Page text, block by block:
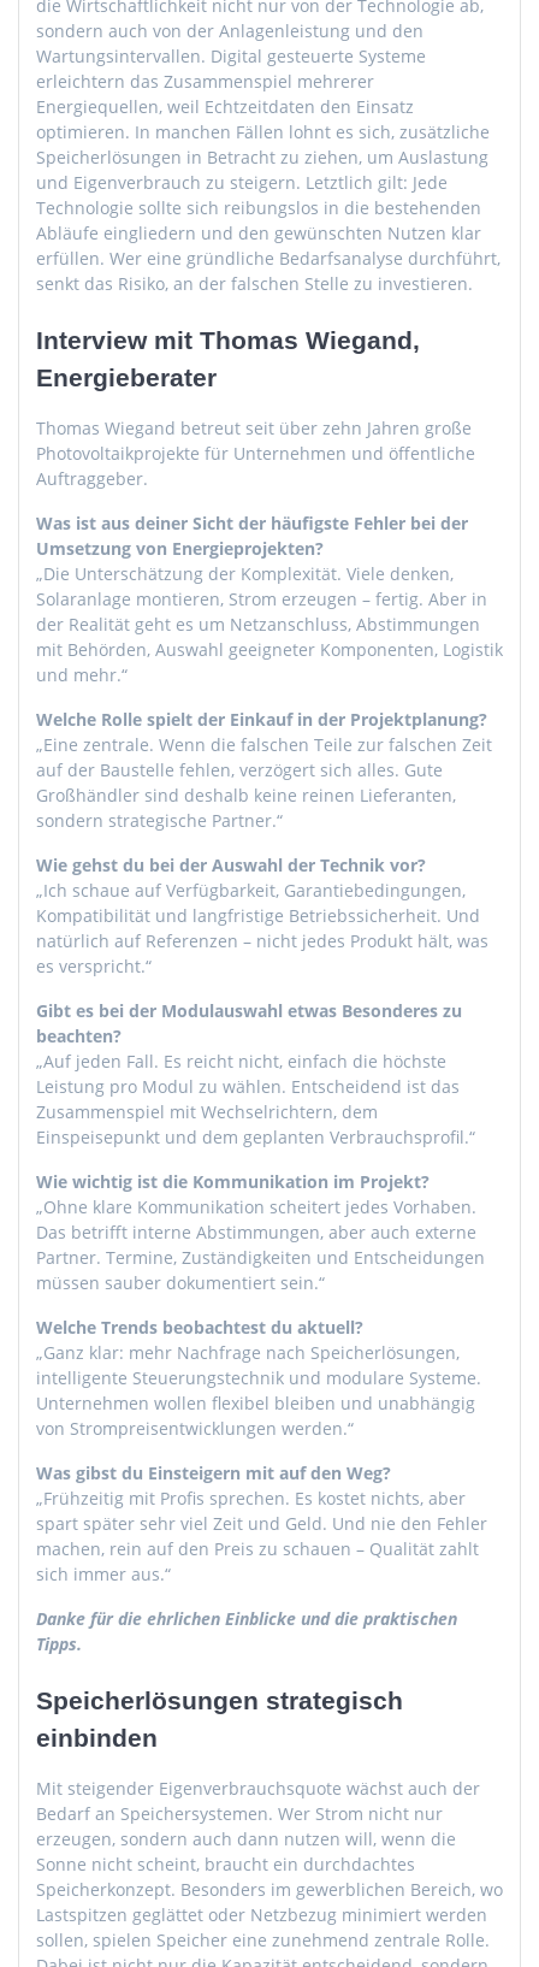
die Wirtschaftlichkeit nicht nur von der Technologie ab,
sondern auch von der Anlagenleistung und den
Wartungsintervallen. Digital gesteuerte Systeme
erleichtern das Zusammenspiel mehrerer
Energiequellen, weil Echtzeitdaten den Einsatz
optimieren. In manchen Fällen lohnt es sich, zusätzliche
Speicherlösungen in Betracht zu ziehen, um Auslastung
und Eigenverbrauch zu steigern. Letztlich gilt: Jede
Technologie sollte sich reibungslos in die bestehenden
Abläufe eingliedern und den gewünschten Nutzen klar
erfüllen. Wer eine gründliche Bedarfsanalyse durchführt,
senkt das Risiko, an der falschen Stelle zu investieren.
Interview mit Thomas Wiegand,
Energieberater
Thomas Wiegand betreut seit über zehn Jahren große
Photovoltaikprojekte für Unternehmen und öffentliche
Auftraggeber.
Was ist aus deiner Sicht der häufigste Fehler bei der
Umsetzung von Energieprojekten?
„Die Unterschätzung der Komplexität. Viele denken,
Solaranlage montieren, Strom erzeugen – fertig. Aber in
der Realität geht es um Netzanschluss, Abstimmungen
mit Behörden, Auswahl geeigneter Komponenten, Logistik
und mehr.“
Welche Rolle spielt der Einkauf in der Projektplanung?
„Eine zentrale. Wenn die falschen Teile zur falschen Zeit
auf der Baustelle fehlen, verzögert sich alles. Gute
Großhändler sind deshalb keine reinen Lieferanten,
sondern strategische Partner.“
Wie gehst du bei der Auswahl der Technik vor?
„Ich schaue auf Verfügbarkeit, Garantiebedingungen,
Kompatibilität und langfristige Betriebssicherheit. Und
natürlich auf Referenzen – nicht jedes Produkt hält, was
es verspricht.“
Gibt es bei der Modulauswahl etwas Besonderes zu
beachten?
„Auf jeden Fall. Es reicht nicht, einfach die höchste
Leistung pro Modul zu wählen. Entscheidend ist das
Zusammenspiel mit Wechselrichtern, dem
Einspeisepunkt und dem geplanten Verbrauchsprofil.“
Wie wichtig ist die Kommunikation im Projekt?
„Ohne klare Kommunikation scheitert jedes Vorhaben.
Das betrifft interne Abstimmungen, aber auch externe
Partner. Termine, Zuständigkeiten und Entscheidungen
müssen sauber dokumentiert sein.“
Welche Trends beobachtest du aktuell?
„Ganz klar: mehr Nachfrage nach Speicherlösungen,
intelligente Steuerungstechnik und modulare Systeme.
Unternehmen wollen flexibel bleiben und unabhängig
von Strompreisentwicklungen werden.“
Was gibst du Einsteigern mit auf den Weg?
„Frühzeitig mit Profis sprechen. Es kostet nichts, aber
spart später sehr viel Zeit und Geld. Und nie den Fehler
machen, rein auf den Preis zu schauen – Qualität zahlt
sich immer aus.“
Danke für die ehrlichen Einblicke und die praktischen
Tipps.
Speicherlösungen strategisch
einbinden
Mit steigender Eigenverbrauchsquote wächst auch der
Bedarf an Speichersystemen. Wer Strom nicht nur
erzeugen, sondern auch dann nutzen will, wenn die
Sonne nicht scheint, braucht ein durchdachtes
Speicherkonzept. Besonders im gewerblichen Bereich, wo
Lastspitzen geglättet oder Netzbezug minimiert werden
sollen, spielen Speicher eine zunehmend zentrale Rolle.